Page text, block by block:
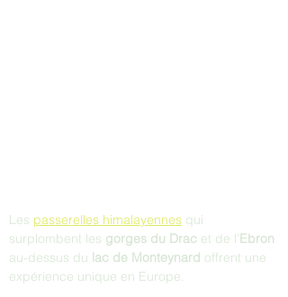
Les passerelles himalayennes qui
surplombent les gorges du Drac et de l’Ebron
au-dessus du lac de Monteynard offrent une
expérience unique en Europe.